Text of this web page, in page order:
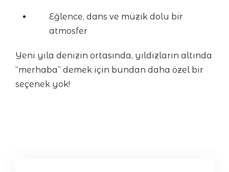
Eğlence, dans ve müzik dolu bir
atmosfer
Yeni yıla denizin ortasında, yıldızların altında
“merhaba” demek için bundan daha özel bir
seçenek yok!